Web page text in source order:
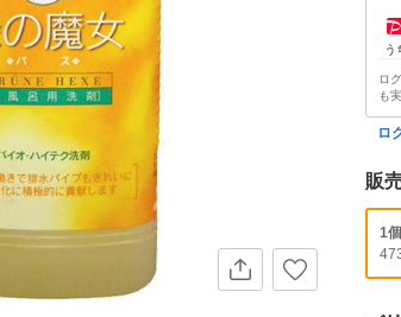
う
ロ
も
ロ
販
1個